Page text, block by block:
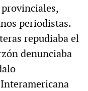
periodistas.
repudiaba el
denunciaba